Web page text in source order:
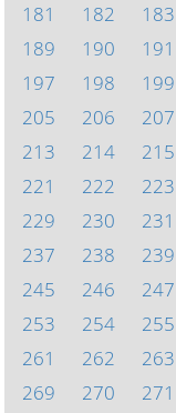
181
182 183
189
190 191
197
198 199
205
206 207
213
214 215
221
222 223
229
230 231
237
238 239
245
246 247
253
254 255
261
262 263
269
270 271